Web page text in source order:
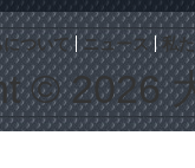
ついて ニュース 私
© 2026